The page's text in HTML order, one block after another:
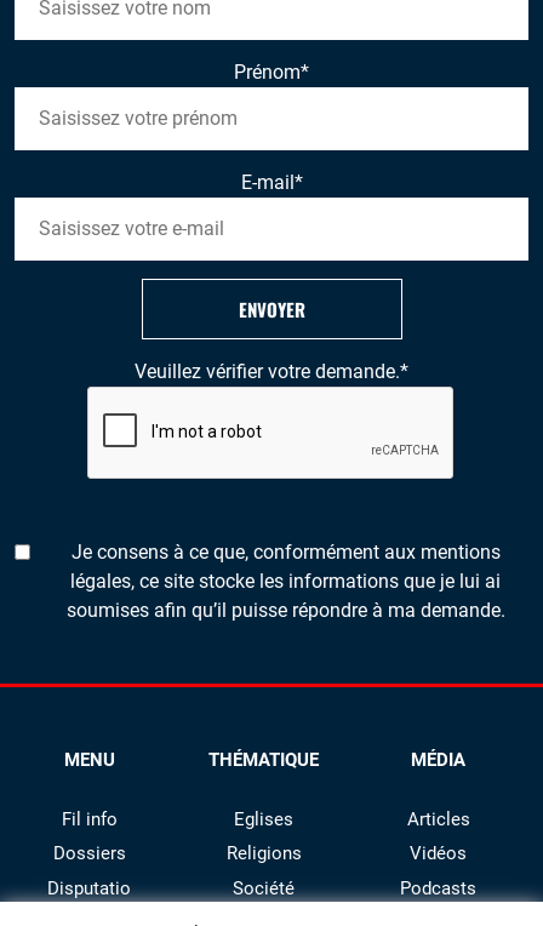
Prénom*
E-mail *
Veuillez vérifier votre demande.*
Je consens à ce que, conformément aux mentions
légales, ce site stocke les informations que je lui ai
soumises afin qu’il puisse répondre à ma demande.
ENVOYER
MENU
Fil info
Dossiers
Disputatio
THÉMATIQUE
Eglises
Religions
Société
MÉDIA
Articles
Vidéos
Podcasts